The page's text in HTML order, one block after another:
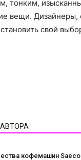
тонким,
вещи. Дизайнеры,
свой
кофемашин Saeco